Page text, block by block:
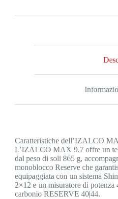
Caratteristiche dell’IZALCO
L’IZALCO MAX 9.7 offre un
dal peso di soli 865 g,
monoblocco Reserve che
equipaggiata con un sistema
2×12 e un misuratore di
carbonio RESERVE 40|44.